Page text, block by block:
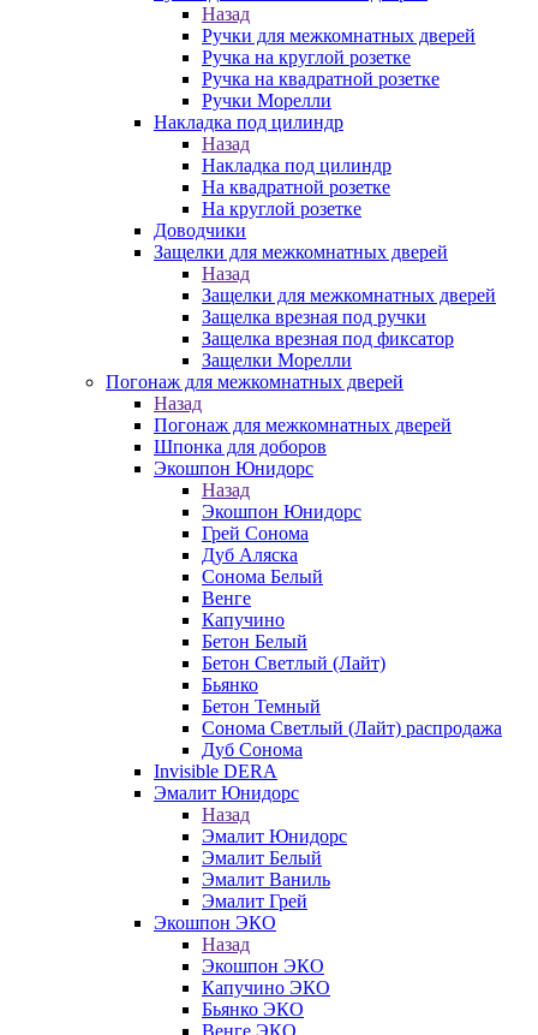
Назад
Ручки для межкомнатных дверей
Ручка на круглой розетке
Ручка на квадратной розетке
Ручки Морелли
Накладка под цилиндр
Назад
Накладка под цилиндр
На квадратной розетке
На круглой розетке
Доводчики
Защелки для межкомнатных дверей
Назад
Защелки для межкомнатных дверей
Защелка врезная под ручки
Защелка врезная под фиксатор
Защелки Морелли
Погонаж для межкомнатных дверей
Назад
Погонаж для межкомнатных дверей
Шпонка для доборов
Экошпон Юнидорс
Назад
Экошпон Юнидорс
Грей Сонома
Дуб Аляска
Сонома Белый
Венге
Капучино
Бетон Белый
Бетон Светлый (Лайт)
Бьянко
Бетон Темный
Сонома Светлый (Лайт) распродажа
Дуб Сонома
Invisible DERA
Эмалит Юнидорс
Назад
Эмалит Юнидорс
Эмалит Белый
Эмалит Ваниль
Эмалит Грей
Экошпон ЭКО
Назад
Экошпон ЭКО
Капучино ЭКО
Бьянко ЭКО
Венге ЭКО